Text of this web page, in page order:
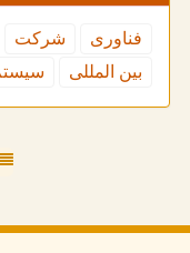
فناوری شركت
بین المللی